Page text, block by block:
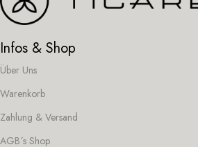
Infos & Shop
Über Uns
Warenkorb
Zahlung & Versand
AGB´s Shop